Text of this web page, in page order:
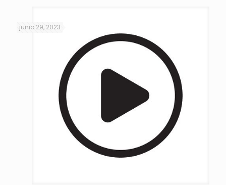
junio 29, 2023